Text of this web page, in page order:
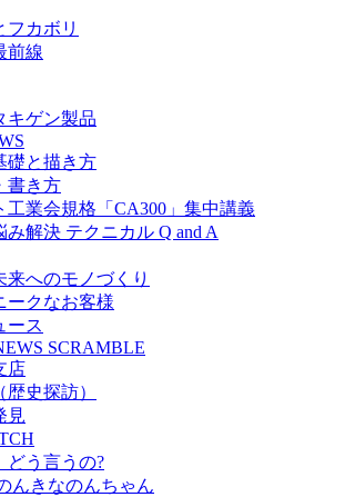
フカボリ
前線
キゲン製品
礎と描き方
書き方
工業会規格「CA300」集中講義
み解決 テクニカル Q and A
来へのモノづくり
ークなお客様
ース
SCRAMBLE
店
史探訪）
見
どう言うの?
んきなのんちゃん